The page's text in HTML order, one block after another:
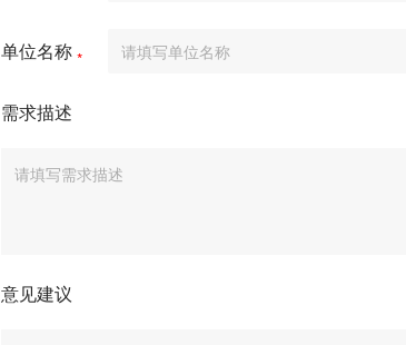
单位名称 *
需求描述
意见建议